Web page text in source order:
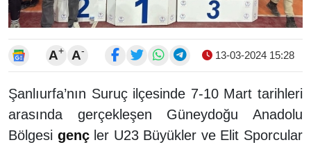
A+ A- 13-03-2024 15:28
Şanlıurfa’nın Suruç ilçesinde 7-10 Mart tarihleri
arasında gerçekleşen Güneydoğu Anadolu
Bölgesi gençler U23 Büyükler ve Elit Sporcular